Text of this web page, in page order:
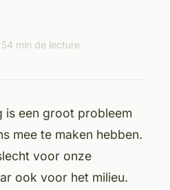
4 min de lecture
is een groot probleem
mee te maken hebben.
voor onze
ook voor het milieu.